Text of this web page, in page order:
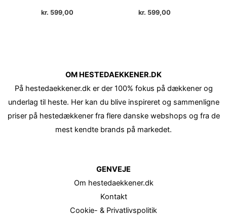
kr. 599,00 kr. 599,00
OM HESTEDAEKKENER.DK
På hestedaekkener.dk er der 100% fokus på dækkener og
underlag til heste. Her kan du blive inspireret og sammenligne
priser på hestedækkener fra flere danske webshops og fra de
mest kendte brands på markedet.
GENVEJE
Om hestedaekkener.dk
Kontakt
Cookie- & Privatlivspolitik